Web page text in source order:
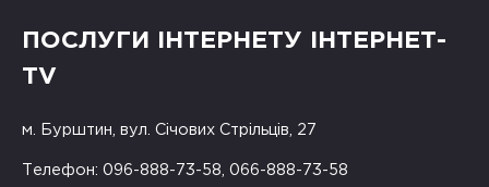
ПОСЛУГИ ІНТЕРНЕТУ ІНТЕРНЕТ-
TV
м. Бурштин, вул. Січових Стрільців, 27
Телефон: 096-888-73-58, 066-888-73-58